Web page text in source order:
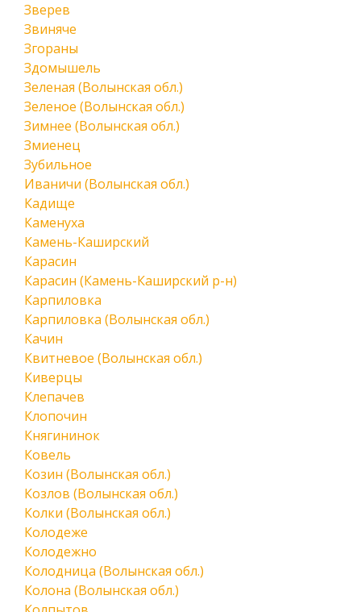
Зверев
Звиняче
Згораны
Здомышель
Зеленая (Волынская обл.)
Зеленое (Волынская обл.)
Зимнее (Волынская обл.)
Змиенец
Зубильное
Иваничи (Волынская обл.)
Кадище
Каменуха
Камень-Каширский
Карасин
Карасин (Камень-Каширский р-н)
Карпиловка
Карпиловка (Волынская обл.)
Качин
Квитневое (Волынская обл.)
Киверцы
Клепачев
Клопочин
Княгининок
Ковель
Козин (Волынская обл.)
Козлов (Волынская обл.)
Колки (Волынская обл.)
Колодеже
Колодежно
Колодница (Волынская обл.)
Колона (Волынская обл.)